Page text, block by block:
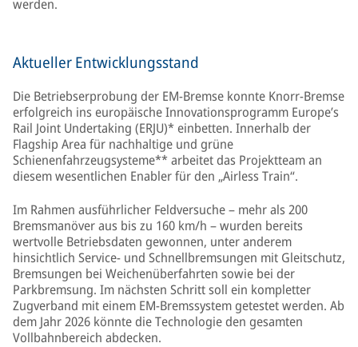
werden.
Aktueller Entwicklungsstand
Die Betriebserprobung der EM-Bremse konnte Knorr-Bremse
erfolgreich ins europäische Innovationsprogramm Europe’s
Rail Joint Undertaking (ERJU)* einbetten. Innerhalb der
Flagship Area für nachhaltige und grüne
Schienenfahrzeugsysteme** arbeitet das Projektteam an
diesem wesentlichen Enabler für den „Airless Train“.
Im Rahmen ausführlicher Feldversuche – mehr als 200
Bremsmanöver aus bis zu 160 km/h – wurden bereits
wertvolle Betriebsdaten gewonnen, unter anderem
hinsichtlich Service- und Schnellbremsungen mit Gleitschutz,
Bremsungen bei Weichenüberfahrten sowie bei der
Parkbremsung. Im nächsten Schritt soll ein kompletter
Zugverband mit einem EM-Bremssystem getestet werden. Ab
dem Jahr 2026 könnte die Technologie den gesamten
Vollbahnbereich abdecken.